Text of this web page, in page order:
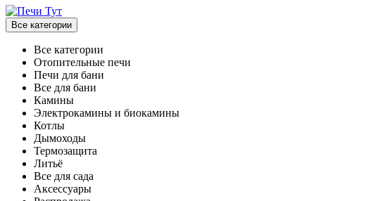
Все категории
Все категории
Отопительные печи
Печи для бани
Все для бани
Камины
Электрокамины и биокамины
Котлы
Дымоходы
Термозащита
Литьё
Все для сада
Аксессуары